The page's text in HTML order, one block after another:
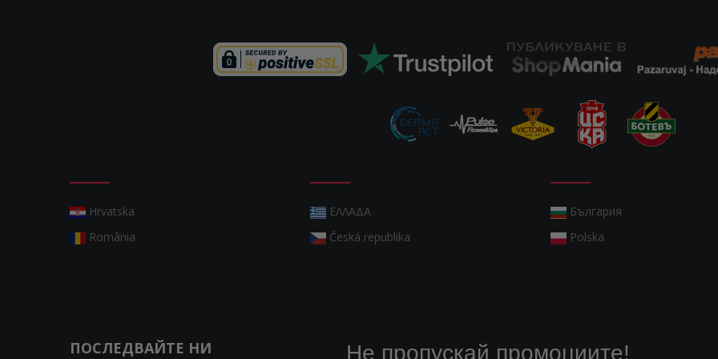
Hrvatska
România
ΕΛΛΑΔΑ
Česká republika
България
Polska
ПОСЛЕДВАЙТЕ НИ Не пропускай промоциите!